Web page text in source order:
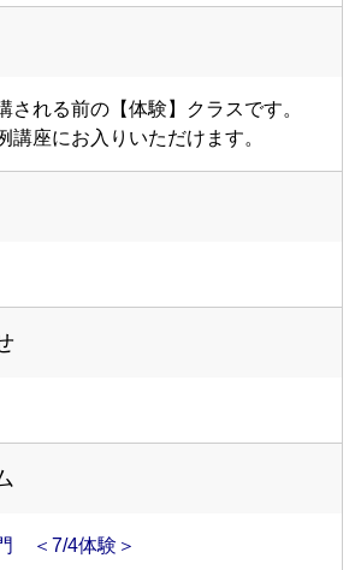
される前の【体験】クラスです。
講座にお入りいただけます。
＜7/4体験＞